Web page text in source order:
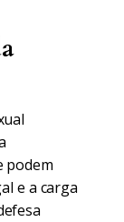
podem
e a carga